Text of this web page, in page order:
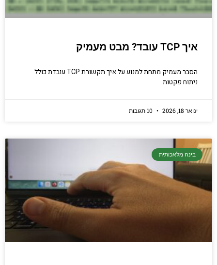
איך TCP עובד? מבט מעמיק
הסבר מעמיק מתחת למנוע על איך תקשורת TCP עובדת כולל
ניתוח פקטות.
ינואר 18, 2026
בינה מלאכותית